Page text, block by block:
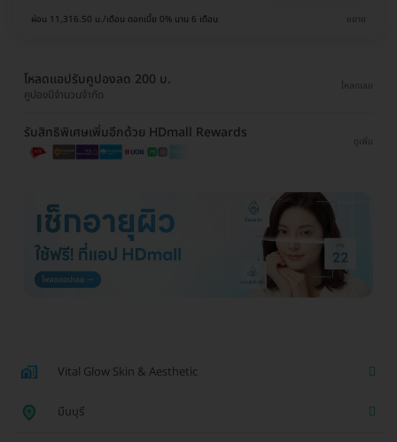
ผ่อน 11,316.50 บ./เดือน ดอกเบี้ย 0% นาน 6 เดือน ขยาย
โหลดแอปรับคูปองลด 200 บ.
คูปองมีจำนวนจำกัด
โหลดเลย
รับสิทธิพิเศษเพิ่มอีกด้วย HDmall Rewards
ดูเพิ่ม
Vital Glow Skin & Aesthetic
มีนบุรี